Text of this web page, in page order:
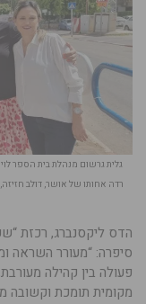
גלית גרשום מנהלת בית הספר
רדה אחותו של אושר, דולב
הדס ליקסנברג, רכזת
סיפרה: “מעורר השראה
פעולה בין קהילה
מקומית תומכת וקשובה